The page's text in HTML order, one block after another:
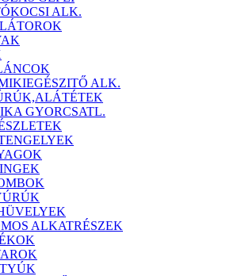
ALK.
ALK.
GYORCSATL.
ALKATRÉSZEK